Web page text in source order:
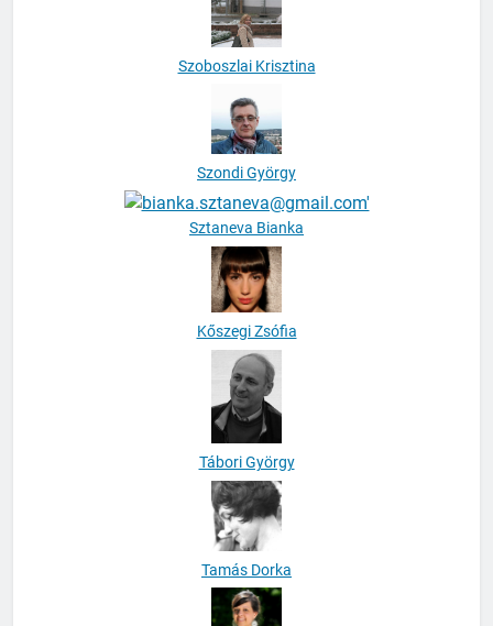
Szoboszlai Krisztina
Szondi György
Sztaneva Bianka
Kőszegi Zsófia
Tábori György
Tamás Dorka